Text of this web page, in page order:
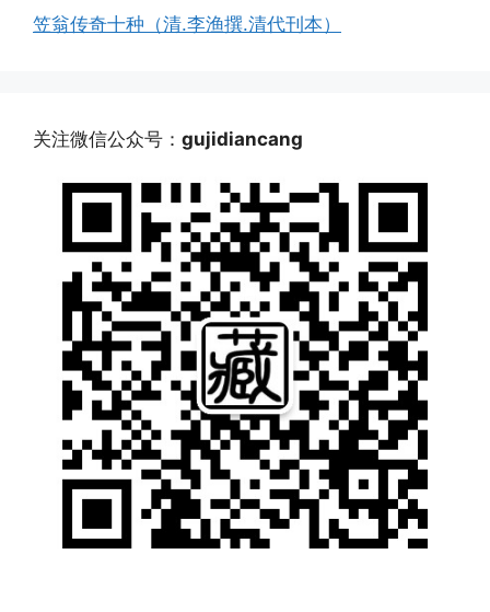
笠翁传奇十种（清.李渔撰.清代刊本）
关注微信公众号： gujidiancang